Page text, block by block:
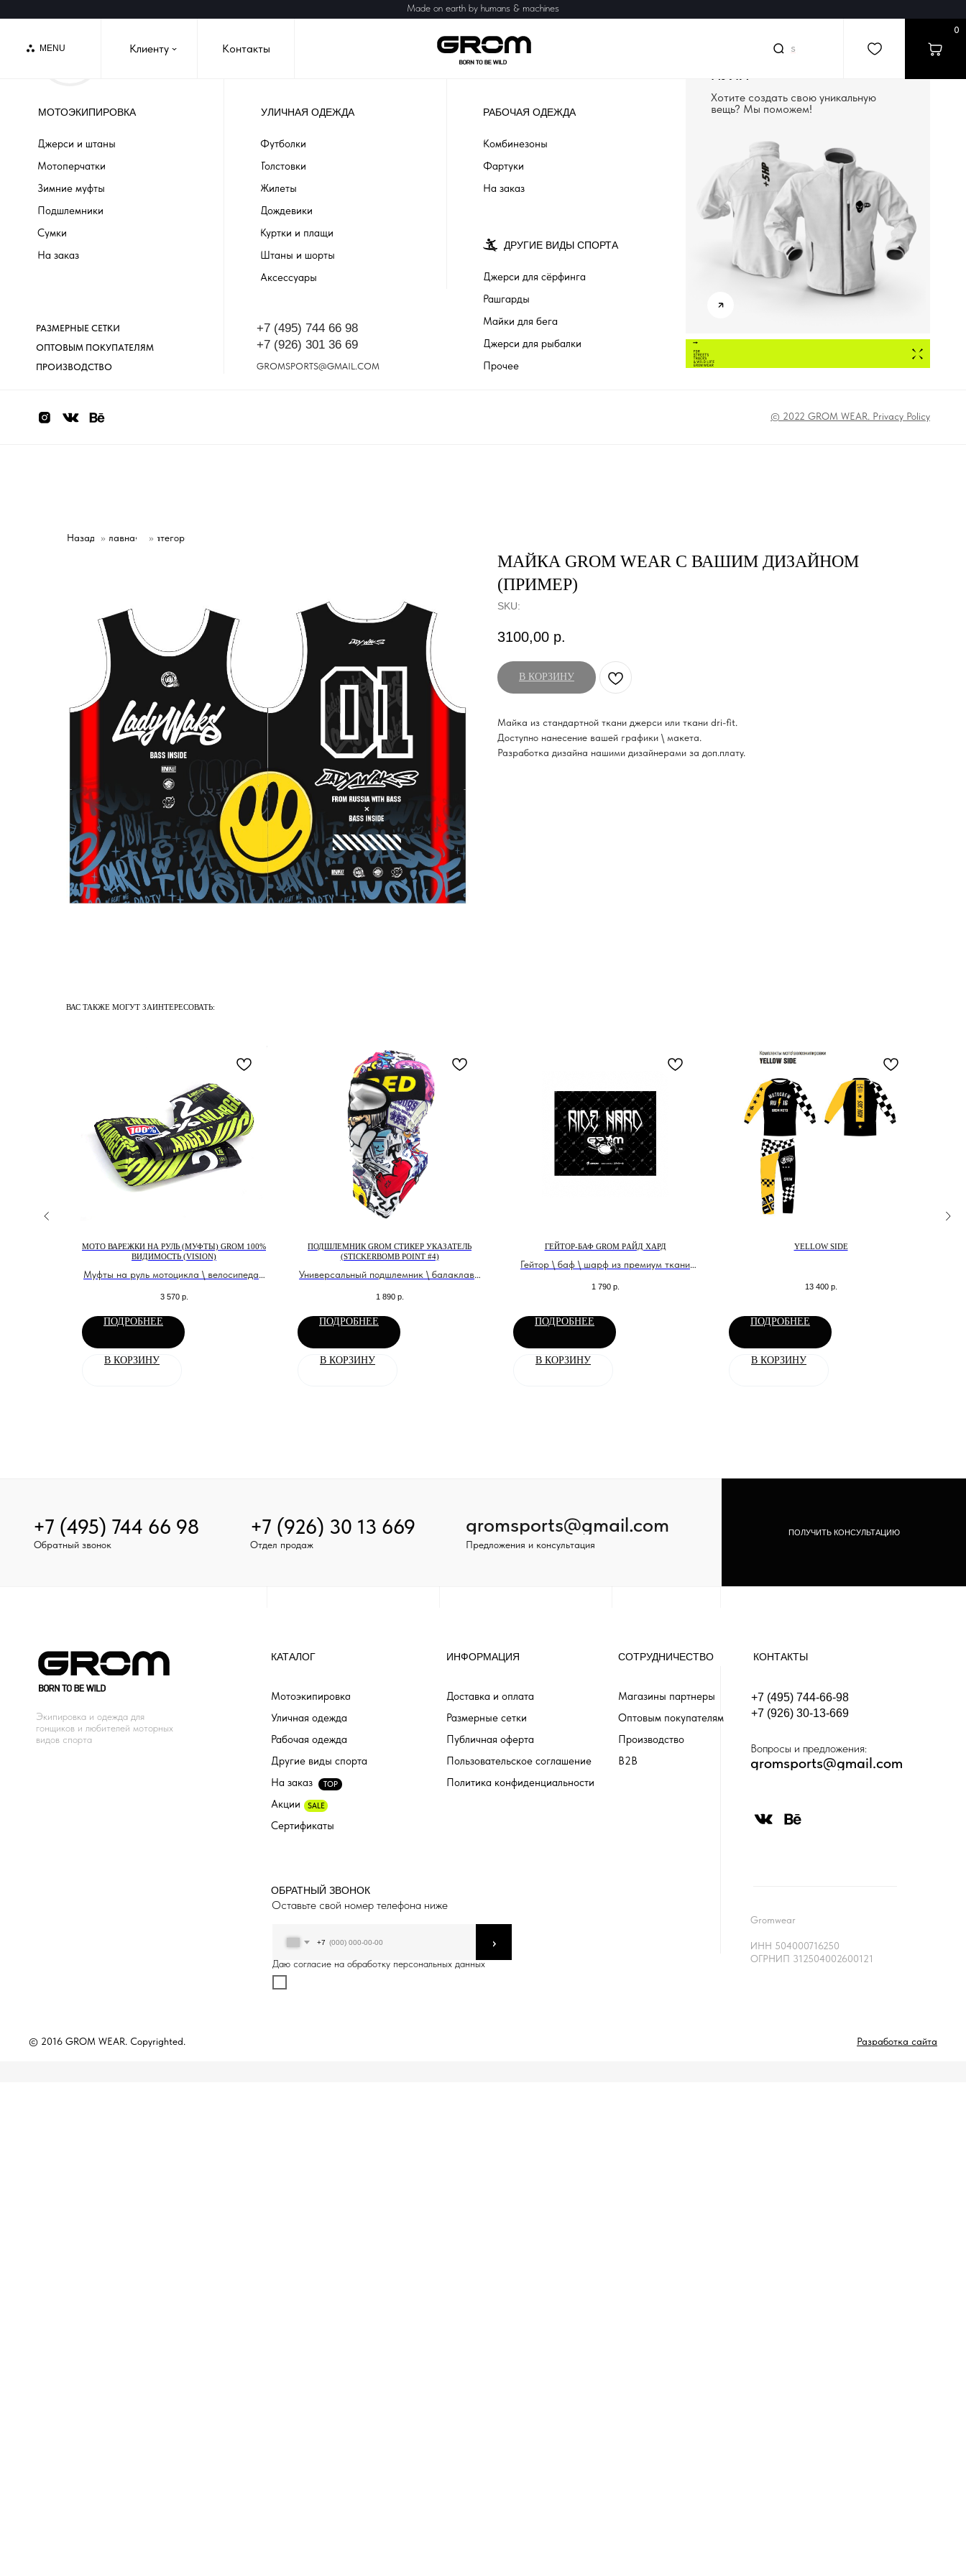
MENU
0
Клиенту searc
Контакты
›
Made on earth by humans & machines
МОТОЭКИПИРОВКА
© 2022 GROM WEAR. Privacy Policy
УЛИЧНАЯ ОДЕЖДА РАБОЧАЯ ОДЕЖДА
СОЗДАДИМ ВЕЩЬ С
Хотите создать свою уникальную
вещь? Мы поможем!
ОПТОВЫМ ПОКУПАТЕЛЯМ
ПРОИЗВОДСТВО
+7 (926) 301 36 69
GROMSPORTS@GMAIL.COM
Джерси и штаны
Мотоперчатки
Зимние муфты
Подшлемники
Сумки
На заказ
Футболки
Толстовки
Жилеты
Дождевики
Куртки и плащи
Штаны и шорты
Аксессуары
Комбинезоны
Фартуки
На заказ
+7 (495) 744 66 98
РАЗМЕРНЫЕ СЕТКИ
ДРУГИЕ ВИДЫ СПОРТА
Джерси для сёрфинга
Рашгарды
Майки для бега
Джерси для рыбалки
Прочее
Назад » Главная »
Категории
МАЙКА GROM WEAR С ВАШИМ ДИЗАЙНОМ
(ПРИМЕР)
SKU:
3100,00 р.
В КОРЗИНУ
Майка из стандартной ткани джерси или ткани dri-fit.
Доступно нанесение вашей графики \ макета.
Разработка дизайна нашими дизайнерами за доп.плату.
ВАС ТАКЖЕ МОГУТ ЗАИНТЕРЕСОВАТЬ:
МОТО ВАРЕЖКИ НА РУЛЬ (МУФТЫ) GROM 100%
ВИДИМОСТЬ (VISION)
Муфты на руль мотоцикла \ велосипеда \
3 570 р.
ПОДРОБНЕЕ
В КОРЗИНУ
ПОДШЛЕМНИК GROM СТИКЕР УКАЗАТЕЛЬ
(STICKERBOMB POINT #4)
Универсальный подшлемник \ балаклава
1 890 р.
ПОДРОБНЕЕ
В КОРЗИНУ
ГЕЙТОР-БАФ GROM РAЙД ХАРД
Гейтор \ баф \ шарф из премиум ткани
1 790 р.
ПОДРОБНЕЕ
В КОРЗИНУ
YELLOW SIDE
13 400 р.
ПОДРОБНЕЕ
В КОРЗИНУ
+7 (495) 744 66 98 gromsports@gmail.com
Предложения и консультация
ПОЛУЧИТЬ КОНСУЛЬТАЦИЮ
+7 (926) 30 13 669
Отдел продаж
Обратный звонок
КАТАЛОГ
Мотоэкипировка
Уличная одежда
Рабочая одежда
На заказ TOP
ИНФОРМАЦИЯ
Доставка и оплата
Производство
Размерные сетки
Публичная оферта
Пользовательское соглашение
СОТРУДНИЧЕСТВО
Магазины партнеры
Оптовым покупателям
Акции SALE
КОНТАКТЫ
+7 (495) 744-66-98
+7 (926) 30-13-669
gromsports@gmail.com
Gromwear
ИНН 504000716250
ОГРНИП 312504002600121
© 2016 GROM WEAR. Copyrighted. Разработка сайта
Вопросы и предложения:
Экипировка и одежда для
гонщиков и любителей моторных
видов спорта
ОБРАТНЫЙ ЗВОНОК
Оставьте свой номер телефона ниже
+7
Даю согласие на обработку персональных данных
›
Политика конфиденциальности
Сертификаты
Другие виды спорта B2B